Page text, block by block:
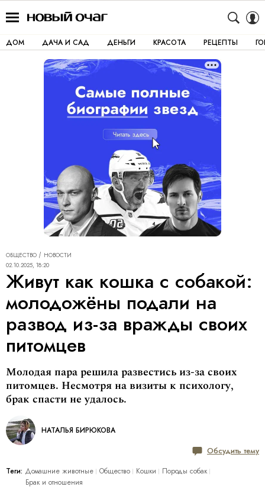
ДОМ ДАЧА И САД ДЕНЬГИ КРАСОТА РЕЦЕПТЫ
ОБЩЕСТВО
НОВОСТИ
02.10.2025, 18:20
Живут как кошка с собакой:
молодожёны подали на
развод из-за вражды своих
питомцев
Молодая пара решила развестись из-за своих
питомцев. Несмотря на визиты к психологу,
брак спасти не удалось.
НАТАЛЬЯ БИРЮКОВА
Обсудить тему
Теги: Домашние животные Общество Кошки
Породы собак
Брак и отношения